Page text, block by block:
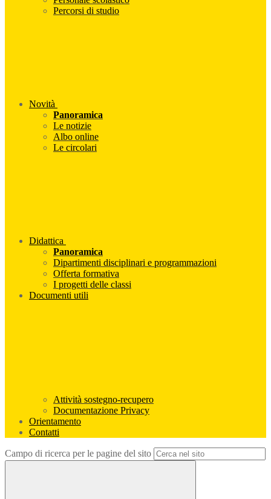
Percorsi di studio
Novità
Panoramica
Le notizie
Albo online
Le circolari
Didattica
Panoramica
Dipartimenti disciplinari e programmazioni
Offerta formativa
I progetti delle classi
Documenti utili
Attività sostegno-recupero
Documentazione Privacy
Orientamento
Contatti
Campo di ricerca per le pagine del sito